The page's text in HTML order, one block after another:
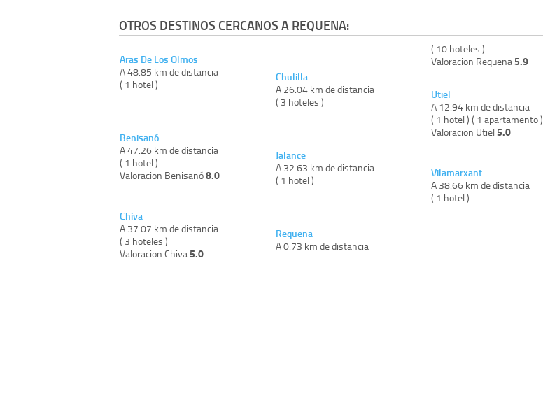
OTROS DESTINOS CERCANOS A REQUENA:
Aras De Los Olmos
A 48.85 km de distancia
( 1 hotel )
Benisanó
A 47.26 km de distancia
( 1 hotel )
Valoracion Benisanó8.0
Chiva
A 37.07 km de distancia
( 3 hoteles )
Valoracion Chiva 5.0
Chulilla
A 26.04 km de distancia
( 3 hoteles )
Jalance
A 32.63 km de distancia
( 1 hotel )
Requena
A 0.73 km de distancia
( 10 hoteles )
Valoracion Requena5.9
Utiel
A 12.94 km de distancia
( 1 hotel ) ( 1 apartamento )
Valoracion Utiel5.0
Vilamarxant
A 38.66 km de distancia
( 1 hotel )